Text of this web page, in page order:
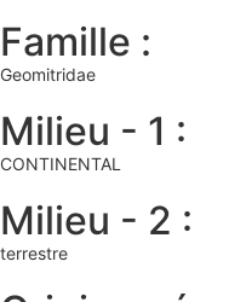
Famille :
Geomitridae
Milieu - 1 :
CONTINENTAL
Milieu - 2 :
terrestre